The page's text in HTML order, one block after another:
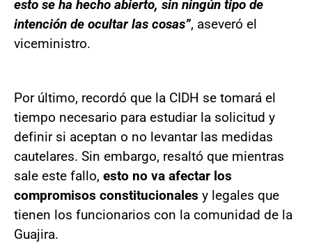
esto se ha hecho abierto, sin ningún tipo de
intención de ocultar las cosas”, aseveró el
viceministro.
Por último, recordó que la CIDH se tomará el
tiempo necesario para estudiar la solicitud y
definir si aceptan o no levantar las medidas
cautelares. Sin embargo, resaltó que mientras
sale este fallo, esto no va afectar los
compromisos constitucionales y legales que
tienen los funcionarios con la comunidad de la
Guajira.